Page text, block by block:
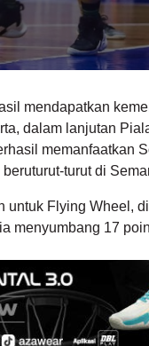
mendapatkan
dalam lanjutan
memanfaatkan
turut di
untuk Flying Wheel,
menyumbang 17